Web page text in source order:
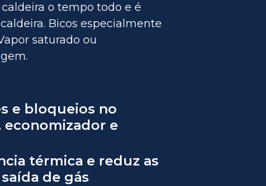
o tempo todo e é
Bicos especialmente
saturado ou
e bloqueios no
e
térmica e reduz as
de gás